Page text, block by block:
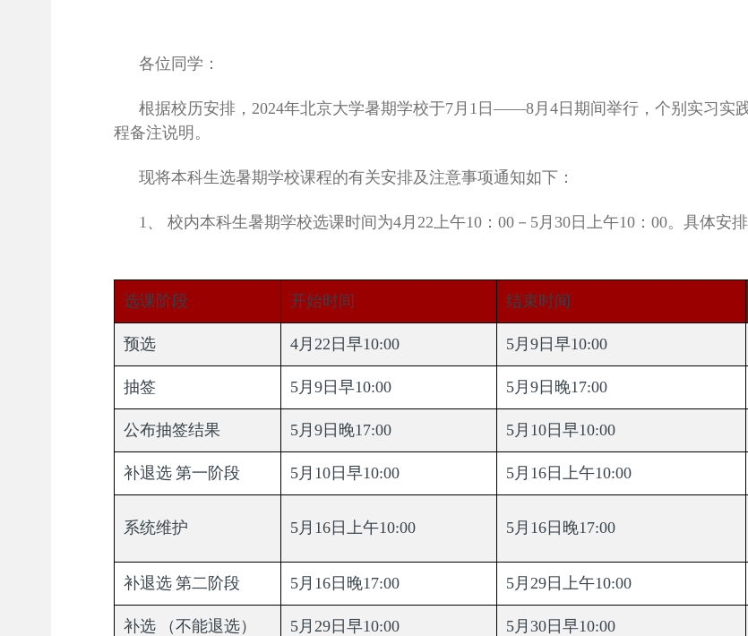
各位同学：
根据校历安排， 2024年北京大学暑期学校于7月1日——8月4日期间举行，个别实习实
程备注说明。
现将本科生选暑期学校课程的有关安排及注意事项通知如下：
1、 校内本科生暑期学校选课时间为4月22上午10：00－5月30日上午10：00。具体安排
选课阶段 开始时间 结束时间
预选 4月22日早10:00 5月9日早10:00
抽签 5月9日早10:00 5月9日晚17:00
公布抽签结果 5月9日晚17:00 5月10日早10:00
补退选 第一阶段 5月10日早10:00 5月16日上午10:00
系统维护 5月16日上午10:00 5月16日晚17:00
补退选 第二阶段 5月16日晚17:00 5月29日上午10:00
补选 （不能退选） 5月29日早10:00 5月30日早10:00